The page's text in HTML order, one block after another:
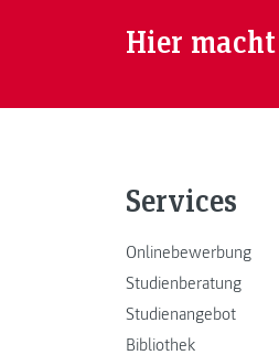
Hier
Services
Onlinebewerbung
Studienberatung
Studienangebot
Bibliothek